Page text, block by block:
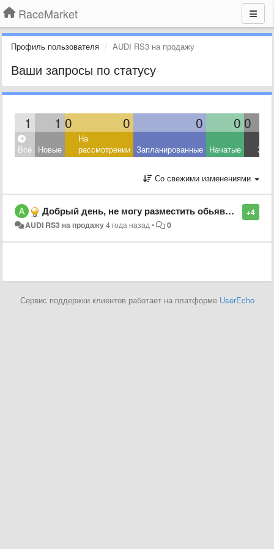
RaceMarket
Профиль пользователя AUDI RS3 на продажу
Ваши запросы по статусу
1 1 0 0 0 0 0
Все Новые
На
рассмотрении Запланированные Начатые
Со свежими изменениями
+4
Добрый день, не могу разместить обьявление на сайте. после заполнения и отправки все слетает!
AUDI RS3 на продажу4 года назад• 0
Сервис поддержки клиентов работает на платформе UserEcho